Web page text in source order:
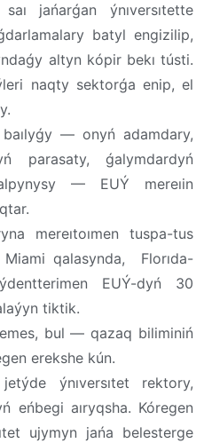
jańarǵan ýnıversıtette
batyl engizilip,
altyn kópir bekı tústi.
naqty sektorǵa enip, el
— onyń adamdary,
parasaty, ǵalymdardyń
— EUÝ mereıin
mereıtoımen tuspa-tus
Miami qalasynda, Florıda-
EUÝ-dyń 30
tiktik.
bul — qazaq biliminiń
erekshe kún.
ýnıversıtet rektory,
eńbegi aıryqsha. Kóregen
ujymyn jańa belesterge